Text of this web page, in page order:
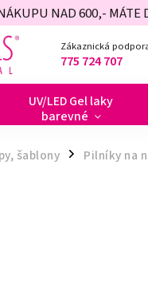
NAD 600,-
Zákaznická
775 724 707
UV/LED Gel laky
barevné
šablony / Pilníky na